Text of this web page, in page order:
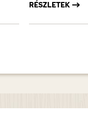
RÉSZLETEK